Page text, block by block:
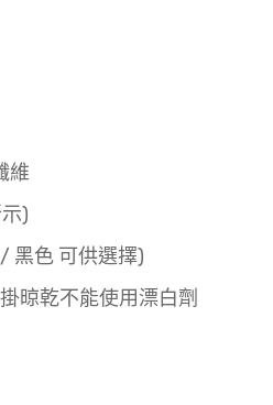
維
)
黑色 可供選擇)
晾乾不能使用漂白劑